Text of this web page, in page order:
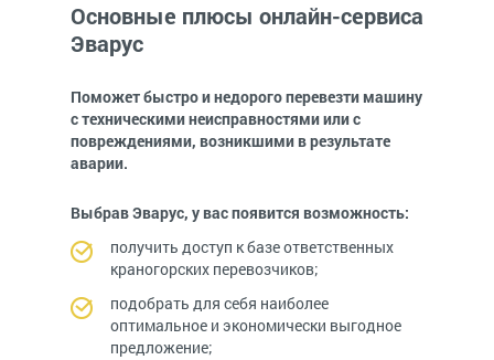
Основные плюсы онлайн-сервиса
Эварус
Поможет быстро и недорого перевезти машину
с техническими неисправностями или с
повреждениями, возникшими в результате
аварии.
Выбрав Эварус, у вас появится возможность:
получить доступ к базе ответственных
краногорских перевозчиков;
подобрать для себя наиболее
оптимальное и экономически выгодное
предложение;